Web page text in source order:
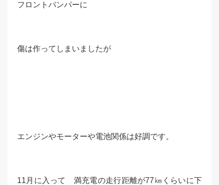
フロントバンパーに
傷は作ってしまいましたが
エンジンやモーターや電池関係は好調です。
11月に入って 満充電の走行距離が77㎞くらいに下